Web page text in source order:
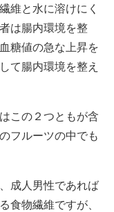
維と水に溶けにく
は腸内環境を整
糖値の急な上昇を
て腸内環境を整え
この２つともが含
フルーツの中でも
成人男性であれば
食物繊維ですが、